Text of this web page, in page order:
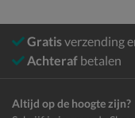
Gratisverzending
Achteraf betalen
Altijd op de hoogte zijn?